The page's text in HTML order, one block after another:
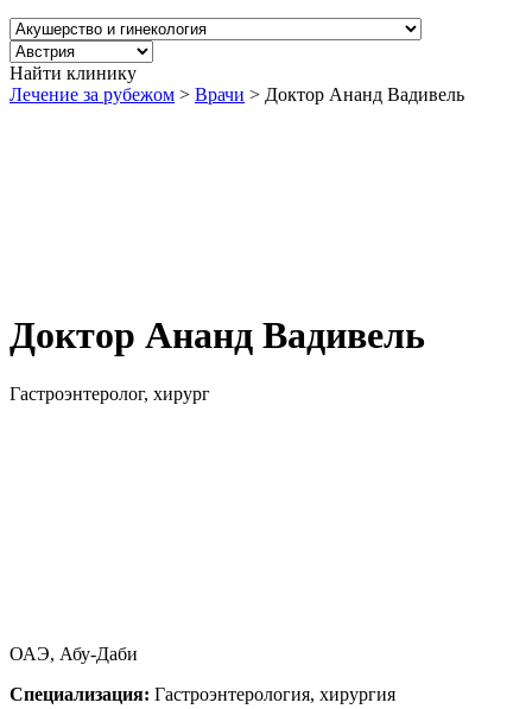
Найти клинику
Лечение за рубежом > Врачи > Доктор Ананд Вадивель
Доктор Ананд Вадивель
Гастроэнтеролог, хирург
ОАЭ, Абу-Даби
Специализация: Гастроэнтерология, хирургия